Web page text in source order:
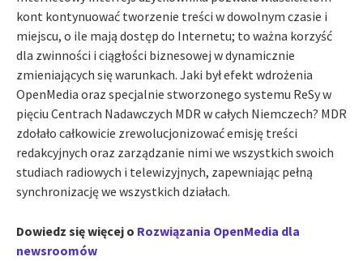
kont kontynuować tworzenie treści w dowolnym czasie i
miejscu, o ile mają dostęp do Internetu; to ważna korzyść
dla zwinności i ciągłości biznesowej w dynamicznie
zmieniających się warunkach. Jaki był efekt wdrożenia
OpenMedia oraz specjalnie stworzonego systemu ReSy w
pięciu Centrach Nadawczych MDR w całych Niemczech? MDR
zdołało całkowicie zrewolucjonizować emisję treści
redakcyjnych oraz zarządzanie nimi we wszystkich swoich
studiach radiowych i telewizyjnych, zapewniając pełną
synchronizację we wszystkich działach.
Dowiedz się więcej o Rozwiązania OpenMedia dla
newsroomów